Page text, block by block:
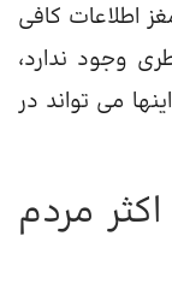
اطلاعات کافی
وجود ندارد،
می تواند در
مردم